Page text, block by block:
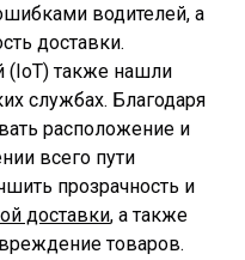
водителей, а
доставки.
(IoT) также нашли
службах. Благодаря
расположение и
всего пути
прозрачность и
доставки, а также
товаров.